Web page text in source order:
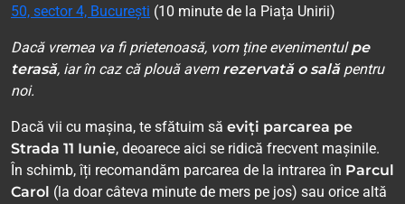
50, sector 4, București (10 minute de la Piața Unirii)
Dacă vremea va fi prietenoasă, vom ține evenimentulpe
terasă, iar în caz că plouă avem rezervată o salăpentru
noi.
Dacă vii cu mașina, te sfătuim să eviți parcarea pe
Strada 11 Iunie, deoarece aici se ridică frecvent mașinile.
În schimb, îți recomandăm parcarea de la intrarea în Parcul
Carol (la doar câteva minute de mers pe jos) sau orice altă